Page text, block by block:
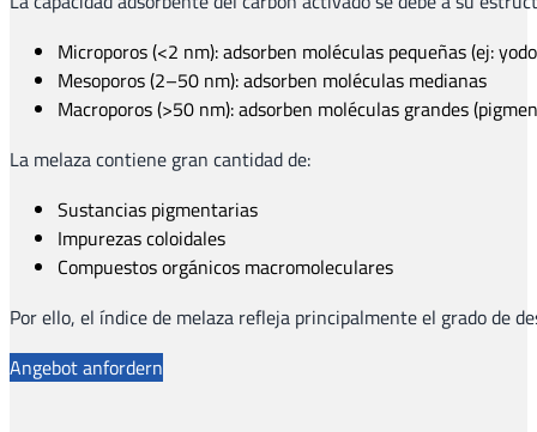
Microporos (<2 nm): adsorben moléculas pequeñas (ej:
Mesoporos (2–50 nm): adsorben moléculas medianas
Macroporos (>50 nm): adsorben moléculas grandes
La melaza contiene gran cantidad de:
Sustancias pigmentarias
Impurezas coloidales
Compuestos orgánicos macromoleculares
Por ello, el índice de melaza refleja principalmente el grado de
Angebot anfordern